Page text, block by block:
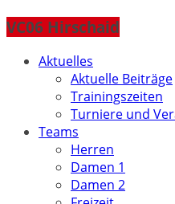
VC06 Hirschaid
Aktuelles
Aktuelle Beiträge
Trainingszeiten
Turniere und
Teams
Herren
Damen 1
Damen 2